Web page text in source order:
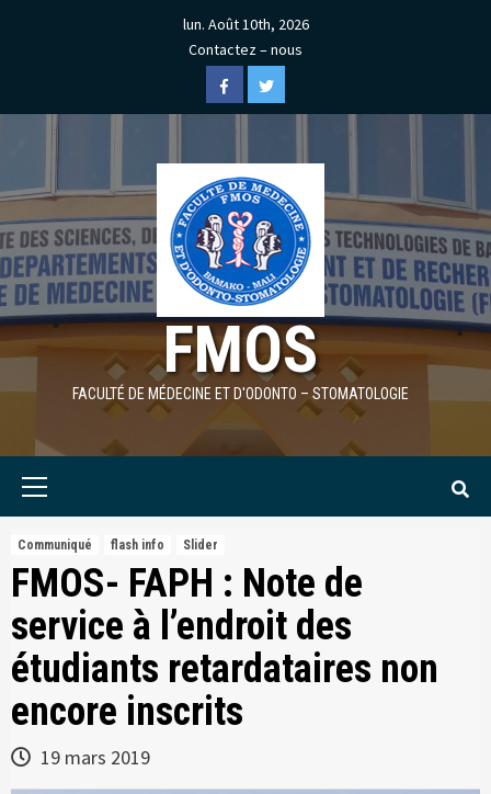
lun. Août 10th, 2026
Contactez – nous
FacebookTwitter
FMOS
FACULTÉ DE MÉDECINE ET D'ODONTO – STOMATOLOGIE
Communiqué flash info Slider
FMOS- FAPH : Note de
service à l’endroit des
étudiants retardataires non
encore inscrits
19 mars 2019